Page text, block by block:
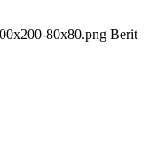
80x80.png Berit